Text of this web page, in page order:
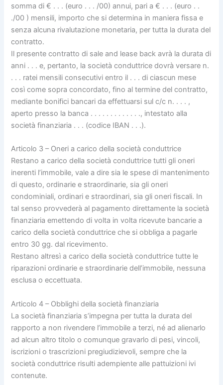
somma di € . . . (euro . . . /00) annui, pari a € . . . (euro . .
./00 ) mensili, importo che si determina in maniera fissa e
senza alcuna rivalutazione monetaria, per tutta la durata del
contratto.
Il presente contratto di sale and lease back avrà la durata di
anni . . . e, pertanto, la società conduttrice dovrà versare n.
. . . ratei mensili consecutivi entro il . . . di ciascun mese
così come sopra concordato, fino al termine del contratto,
mediante bonifici bancari da effettuarsi sul c/c n. . . . ,
aperto presso la banca . . . . . . . . . . . . ., intestato alla
società finanziaria . . . (codice IBAN . . .).
Articolo 3 – Oneri a carico della società conduttrice
Restano a carico della società conduttrice tutti gli oneri
inerenti l’immobile, vale a dire sia le spese di mantenimento
di questo, ordinarie e straordinarie, sia gli oneri
condominiali, ordinari e straordinari, sia gli oneri fiscali. In
tal senso provvederà al pagamento direttamente la società
finanziaria emettendo di volta in volta ricevute bancarie a
carico della società conduttrice che si obbliga a pagarle
entro 30 gg. dal ricevimento.
Restano altresì a carico della società conduttrice tutte le
riparazioni ordinarie e straordinarie dell’immobile, nessuna
esclusa o eccettuata.
Articolo 4 – Obblighi della società finanziaria
La società finanziaria s’impegna per tutta la durata del
rapporto a non rivendere l’immobile a terzi, né ad alienarlo
ad alcun altro titolo o comunque gravarlo di pesi, vincoli,
iscrizioni o trascrizioni pregiudizievoli, sempre che la
società conduttrice risulti adempiente alle pattuizioni ivi
contenute.